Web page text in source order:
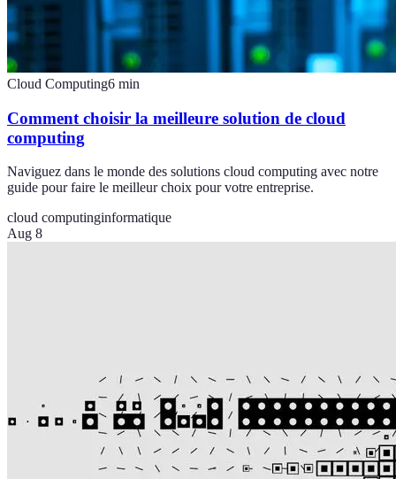
Cloud Computing6 min
Comment choisir la meilleure solution de cloud
computing
Naviguez dans le monde des solutions cloud computing avec notre
guide pour faire le meilleur choix pour votre entreprise.
cloud computinginformatique
Aug 8